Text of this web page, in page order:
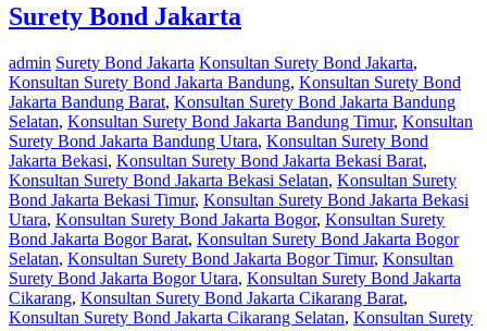
Surety Bond Jakarta
admin Surety Bond Jakarta Konsultan Surety Bond Jakarta,
Konsultan Surety Bond Jakarta Bandung, Konsultan Surety Bond
Jakarta Bandung Barat, Konsultan Surety Bond Jakarta Bandung
Selatan, Konsultan Surety Bond Jakarta Bandung Timur, Konsultan
Surety Bond Jakarta Bandung Utara, Konsultan Surety Bond
Jakarta Bekasi, Konsultan Surety Bond Jakarta Bekasi Barat,
Konsultan Surety Bond Jakarta Bekasi Selatan, Konsultan Surety
Bond Jakarta Bekasi Timur, Konsultan Surety Bond Jakarta Bekasi
Utara, Konsultan Surety Bond Jakarta Bogor, Konsultan Surety
Bond Jakarta Bogor Barat, Konsultan Surety Bond Jakarta Bogor
Selatan, Konsultan Surety Bond Jakarta Bogor Timur, Konsultan
Surety Bond Jakarta Bogor Utara, Konsultan Surety Bond Jakarta
Cikarang, Konsultan Surety Bond Jakarta Cikarang Barat,
Konsultan Surety Bond Jakarta Cikarang Selatan, Konsultan Surety